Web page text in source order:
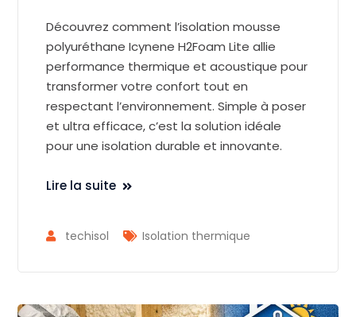
Découvrez comment l’isolation mousse
polyuréthane Icynene H2Foam Lite allie
performance thermique et acoustique pour
transformer votre confort tout en
respectant l’environnement. Simple à poser
et ultra efficace, c’est la solution idéale
pour une isolation durable et innovante.
Lire la suite
techisol Isolation thermique